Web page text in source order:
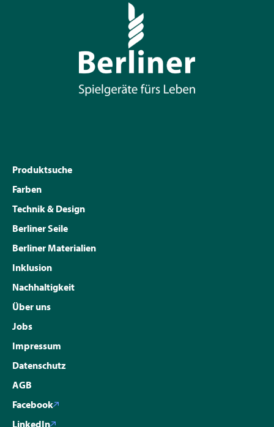
Produktsuche
Farben
Technik & Design
Berliner Seile
Berliner Materialien
Inklusion
Nachhaltigkeit
Über uns
Jobs
Impressum
Datenschutz
AGB
Facebook
LinkedIn